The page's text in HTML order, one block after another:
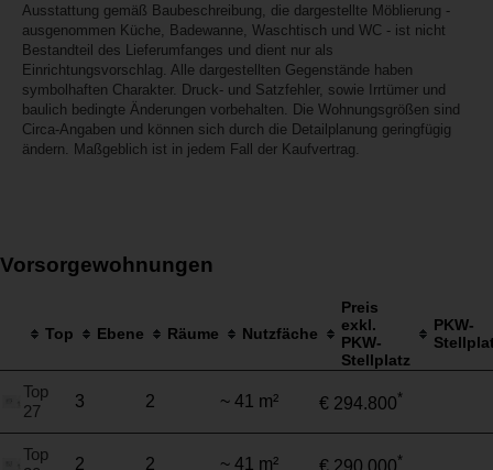
Ausstattung gemäß Baubeschreibung, die dargestellte Möblierung -
ausgenommen Küche, Badewanne, Waschtisch und WC - ist nicht
Bestandteil des Lieferumfanges und dient nur als
Einrichtungsvorschlag. Alle dargestellten Gegenstände haben
symbolhaften Charakter. Druck- und Satzfehler, sowie Irrtümer und
baulich bedingte Änderungen vorbehalten. Die Wohnungsgrößen sind
Circa-Angaben und können sich durch die Detailplanung geringfügig
ändern. Maßgeblich ist in jedem Fall der Kaufvertrag.
Vorsorgewohnungen
Top Ebene Räume Nutzfäche
Preis
exkl.
PKW-
Stellplatz
PKW-
Top
27
3 2 ~ 41 m² € 294.800*
Top
2 2 ~ 41 m² *